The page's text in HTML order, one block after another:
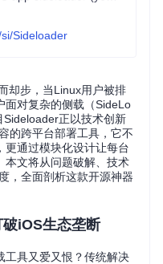
Sideloader
却步，当Linux用户被排
面对复杂的侧载（SideLo
正以技术创新
的跨平台部署工具，它不
更通过模块化设计让每台
本文将从问题破解、技术
，全面剖析这款开源神器
iOS生态垄断
工具又爱又恨？传统解决